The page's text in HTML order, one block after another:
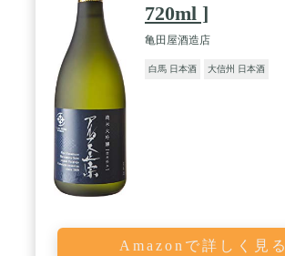
720ml ]
亀田屋酒造店
白馬 日本酒 大信州 日本酒
Amazonで詳しく見る